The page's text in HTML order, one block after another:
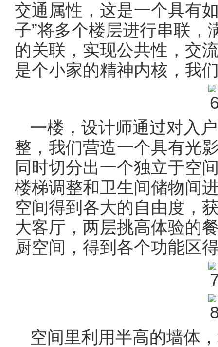
交通属性，这是一个具有
子”将多个楼层进行串联，
的关联，实现公共性，交
是个小家的精神内核，我
一楼，设计师通过对入
整，我们营造一个具有光
同时切分出一个独立于空
楼梯调整和卫生间储物间
空间得到各大的自由度，
大客厅，两层挑高体验的
厨空间，得到各个功能区
空间里利用半高的墙体